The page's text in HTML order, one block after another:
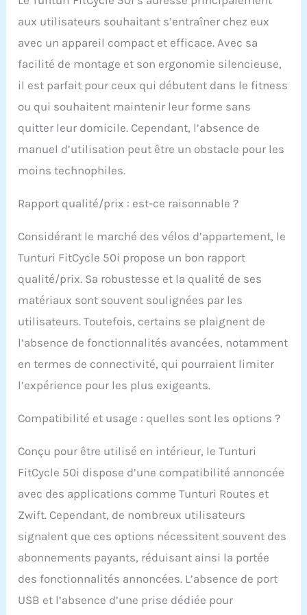
connaissance gr ce à
un équipement de
l'écran LCD avec des
fonctions telles que
puissance, la vitesse, la
distance, les calories, le
cardiaque et le rythme
cardiaque. Le vélo de
résistance, 20
pour tablette et
de transport
aux utilisateurs souhaitant s’entraîner chez eux
avec un appareil compact et efficace. Avec sa
facilité de montage et son ergonomie silencieuse,
il est parfait pour ceux qui débutent dans le fitness
ou qui souhaitent maintenir leur forme sans
quitter leur domicile. Cependant, l’absence de
manuel d’utilisation peut être un obstacle pour les
moins technophiles.
Rapport qualité/prix : est-ce raisonnable ?
Considérant le marché des vélos d’appartement, le
Tunturi FitCycle 50i propose un bon rapport
qualité/prix. Sa robustesse et la qualité de ses
matériaux sont souvent soulignées par les
utilisateurs. Toutefois, certains se plaignent de
l’absence de fonctionnalités avancées, notamment
en termes de connectivité, qui pourraient limiter
l’expérience pour les plus exigeants.
Compatibilité et usage : quelles sont les options ?
Conçu pour être utilisé en intérieur, le Tunturi
FitCycle 50i dispose d’une compatibilité annoncée
avec des applications comme Tunturi Routes et
Zwift. Cependant, de nombreux utilisateurs
signalent que ces options nécessitent souvent des
abonnements payants, réduisant ainsi la portée
des fonctionnalités annoncées. L’absence de port
USB et l’absence d’une prise dédiée pour